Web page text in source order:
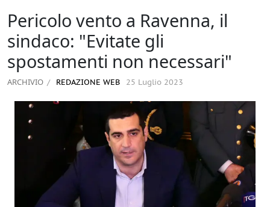
Pericolo vento a Ravenna, il
sindaco: "Evitate gli
spostamenti non necessari"
ARCHIVIO REDAZIONE WEB 25 Luglio 2023